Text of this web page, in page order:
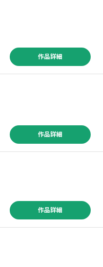
作品詳細
作品詳細
作品詳細